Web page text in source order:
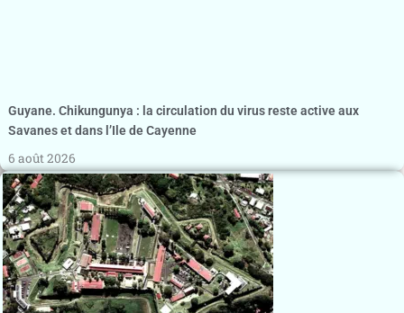
Guyane. Chikungunya : la circulation du virus reste active aux
Savanes et dans l’Ile de Cayenne
6 août 2026